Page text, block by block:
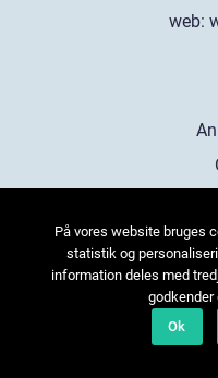
web:
På vores website bruges
statistik og
information deles med
Ok